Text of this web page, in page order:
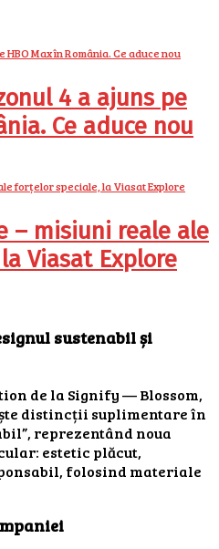
4 a ajuns pe
Ce aduce nou
– misiuni reale ale
Viasat Explore
sustenabil și
de la Signify — Blossom,
distincții suplimentare în
reprezentând noua
estetic plăcut,
folosind materiale